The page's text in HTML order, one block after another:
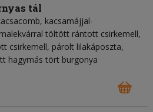
tál
kacsamájjal-
töltött rántott csirkemell,
csirkemell, párolt lilakáposzta,
hagymás tört burgonya